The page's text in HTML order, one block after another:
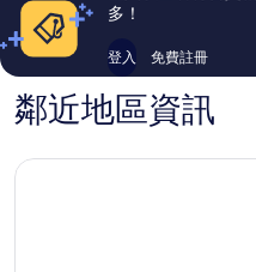
多！
登入 免費註冊
鄰近地區資訊